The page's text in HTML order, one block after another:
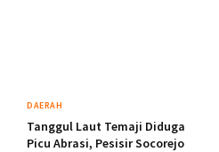
DAERAH
Tanggul Laut Temaji Diduga
Picu Abrasi, Pesisir Socorejo